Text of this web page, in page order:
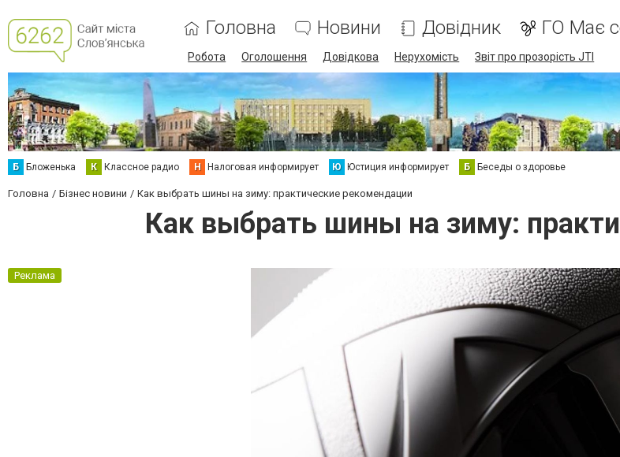
Головна Новини Довідник ГО Має
Робота Оголошення Довідкова Нерухомість Звіт про прозорість JTI
Б Бложенька К Классное радио Н Налоговая информирует Ю Юстиция информирует Б Беседы о здоровье
Головна Бізнес новини Как выбрать шины на зиму: практические рекомендации
Как выбрать шины на зиму:
Реклама